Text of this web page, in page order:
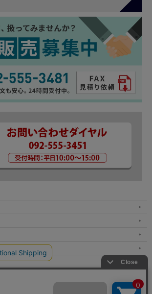
割り込ませるだけの簡単装着
同封してあります商品保証書もし
ドをご確認ください。
ディスプレイオーディオ 標準
載車に適合します。必ず対応車種
をご確認の上でご購入ください。
注意ください。プリウスPHV11.6
は非対応です。
の工賃等の請求は一切受け付けま